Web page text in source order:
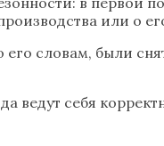
или о
словам, были
себя